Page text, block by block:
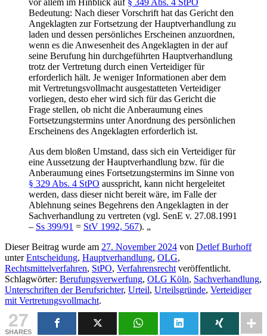
vor allem im Hinblick auf § 349 Abs. 4 StPO
Bedeutung: Nach dieser Vorschrift hat das Gericht den
Angeklagten zur Fortsetzung der Hauptverhandlung zu
laden und dessen persönliches Erscheinen anzuordnen,
wenn es die Anwesenheit des Angeklagten in der auf
seine Berufung hin durchgeführten Hauptverhandlung
trotz der Vertretung durch einen Verteidiger für
erforderlich hält. Je weniger Informationen aber dem
mit Vertretungsvollmacht ausgestatteten Verteidiger
vorliegen, desto eher wird sich für das Gericht die
Frage stellen, ob nicht die Anberaumung eines
Fortsetzungstermins unter Anordnung des persönlichen
Erscheinens des Angeklagten erforderlich ist.
Aus dem bloßen Umstand, dass sich ein Verteidiger für
eine Aussetzung der Hauptverhandlung bzw. für die
Anberaumung eines Fortsetzungstermins im Sinne von
§ 329 Abs. 4 StPO ausspricht, kann nicht hergeleitet
werden, dass dieser nicht bereit wäre, im Falle der
Ablehnung seines Begehrens den Angeklagten in der
Sachverhandlung zu vertreten (vgl. SenE v. 27.08.1991
– Ss 399/91 = StV 1992, 567). „
Dieser Beitrag wurde am 27. November 2024 von Detlef Burhoff
unterEntscheidung, Hauptverhandlung, OLG,
Rechtsmittelverfahren, StPO, Verfahrensrecht veröffentlicht.
Schlagwörter: Berufungsverwerfung, OLG Köln, Sachverhandlung,
Unterschriften der Berufsrichter, Urteil, Urteilsgründe, Verteidiger
mit Vertretungsvollmacht.
27
SHARES